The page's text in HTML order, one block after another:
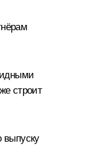
строит
выпуску